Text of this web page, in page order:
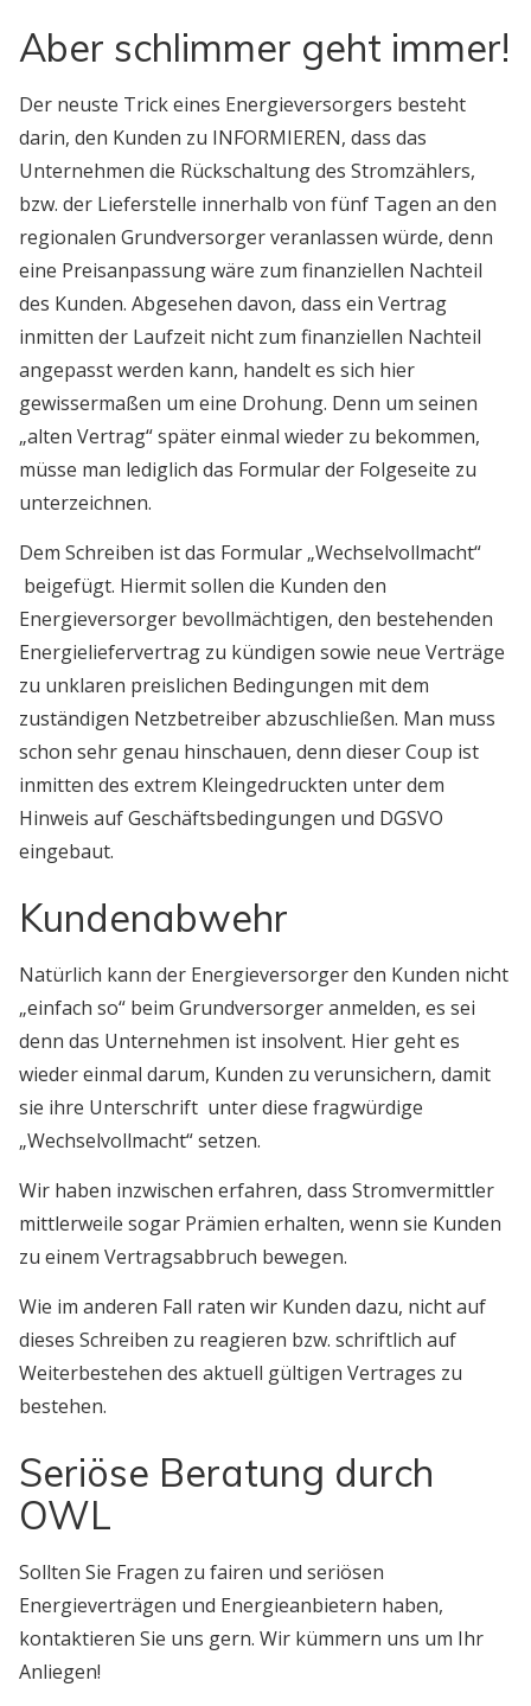
Aber schlimmer geht immer!
Der neuste Trick eines Energieversorgers besteht
darin, den Kunden zu INFORMIEREN, dass das
Unternehmen die Rückschaltung des Stromzählers,
bzw. der Lieferstelle innerhalb von fünf Tagen an den
regionalen Grundversorger veranlassen würde, denn
eine Preisanpassung wäre zum finanziellen Nachteil
des Kunden. Abgesehen davon, dass ein Vertrag
inmitten der Laufzeit nicht zum finanziellen Nachteil
angepasst werden kann, handelt es sich hier
gewissermaßen um eine Drohung. Denn um seinen
„alten Vertrag“ später einmal wieder zu bekommen,
müsse man lediglich das Formular der Folgeseite zu
unterzeichnen.
Dem Schreiben ist das Formular „Wechselvollmacht“
beigefügt. Hiermit sollen die Kunden den
Energieversorger bevollmächtigen, den bestehenden
Energieliefervertrag zu kündigen sowie neue Verträge
zu unklaren preislichen Bedingungen mit dem
zuständigen Netzbetreiber abzuschließen. Man muss
schon sehr genau hinschauen, denn dieser Coup ist
inmitten des extrem Kleingedruckten unter dem
Hinweis auf Geschäftsbedingungen und DGSVO
eingebaut.
Kundenabwehr
Natürlich kann der Energieversorger den Kunden nicht
„einfach so“ beim Grundversorger anmelden, es sei
denn das Unternehmen ist insolvent. Hier geht es
wieder einmal darum, Kunden zu verunsichern, damit
sie ihre Unterschrift unter diese fragwürdige
„Wechselvollmacht“ setzen.
Wir haben inzwischen erfahren, dass Stromvermittler
mittlerweile sogar Prämien erhalten, wenn sie Kunden
zu einem Vertragsabbruch bewegen.
Wie im anderen Fall raten wir Kunden dazu, nicht auf
dieses Schreiben zu reagieren bzw. schriftlich auf
Weiterbestehen des aktuell gültigen Vertrages zu
bestehen.
Seriöse Beratung durch
OWL
Sollten Sie Fragen zu fairen und seriösen
Energieverträgen und Energieanbietern haben,
kontaktieren Sie uns gern. Wir kümmern uns um Ihr
Anliegen!